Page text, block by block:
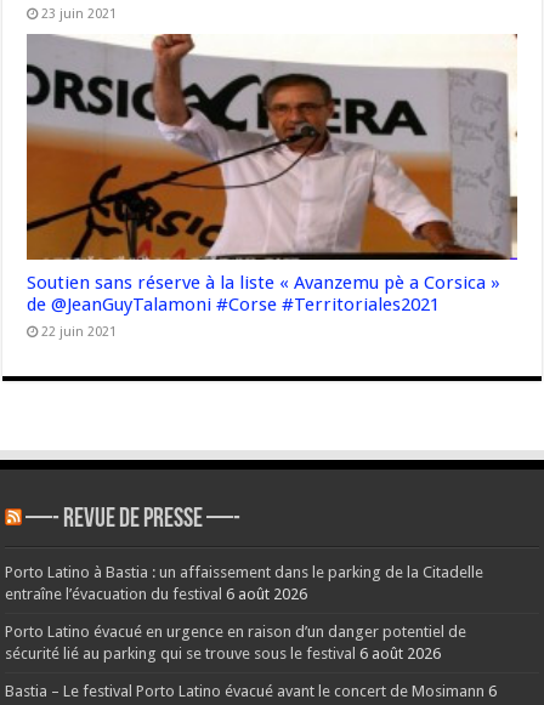
23 juin 2021
Soutien sans réserve à la liste « Avanzemu pè a Corsica »
de @JeanGuyTalamoni #Corse #Territoriales2021
22 juin 2021
—- REVUE DE PRESSE —-
Porto Latino à Bastia : un affaissement dans le parking de la Citadelle
entraîne l’évacuation du festival 6 août 2026
Porto Latino évacué en urgence en raison d’un danger potentiel de
sécurité lié au parking qui se trouve sous le festival 6 août 2026
Bastia – Le festival Porto Latino évacué avant le concert de Mosimann 6